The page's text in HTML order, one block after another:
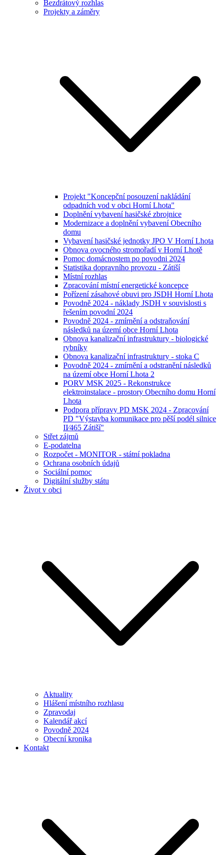
Bezdrátový rozhlas
Projekty a záměry
Projekt "Koncepční posouzení nakládání
odpadních vod v obci Horní Lhota"
Doplnění vybavení hasičské zbrojnice
Modernizace a doplnění vybavení Obecního
domu
Vybavení hasičské jednotky JPO V Horní Lhota
Obnova ovocného stromořadí v Horní Lhotě
Pomoc domácnostem po povodni 2024
Statistika dopravního provozu - Zátiší
Místní rozhlas
Zpracování místní energetické koncepce
Pořízení zásahové obuvi pro JSDH Horní Lhota
Povodně 2024 - náklady JSDH v souvislosti s
řešením povodní 2024
Povodně 2024 - zmírnění a odstraňování
následků na území obce Horní Lhota
Obnova kanalizační infrastruktury - biologické
rybníky
Obnova kanalizační infrastruktury - stoka C
Povodně 2024 - zmírnění a odstranění následků
na území obce Horní Lhota 2
PORV MSK 2025 - Rekonstrukce
elektroinstalace - prostory Obecního domu Horní
Lhota
Podpora přípravy PD MSK 2024 - Zpracování
PD "Výstavba komunikace pro pěší podél silnice
II⁄465 Zátiší"
Střet zájmů
E-podatelna
Rozpočet - MONITOR - státní pokladna
Ochrana osobních údajů
Sociální pomoc
Digitální služby státu
Život v obci
Aktuality
Hlášení místního rozhlasu
Zpravodaj
Kalendář akcí
Povodně 2024
Obecní kronika
Kontakt